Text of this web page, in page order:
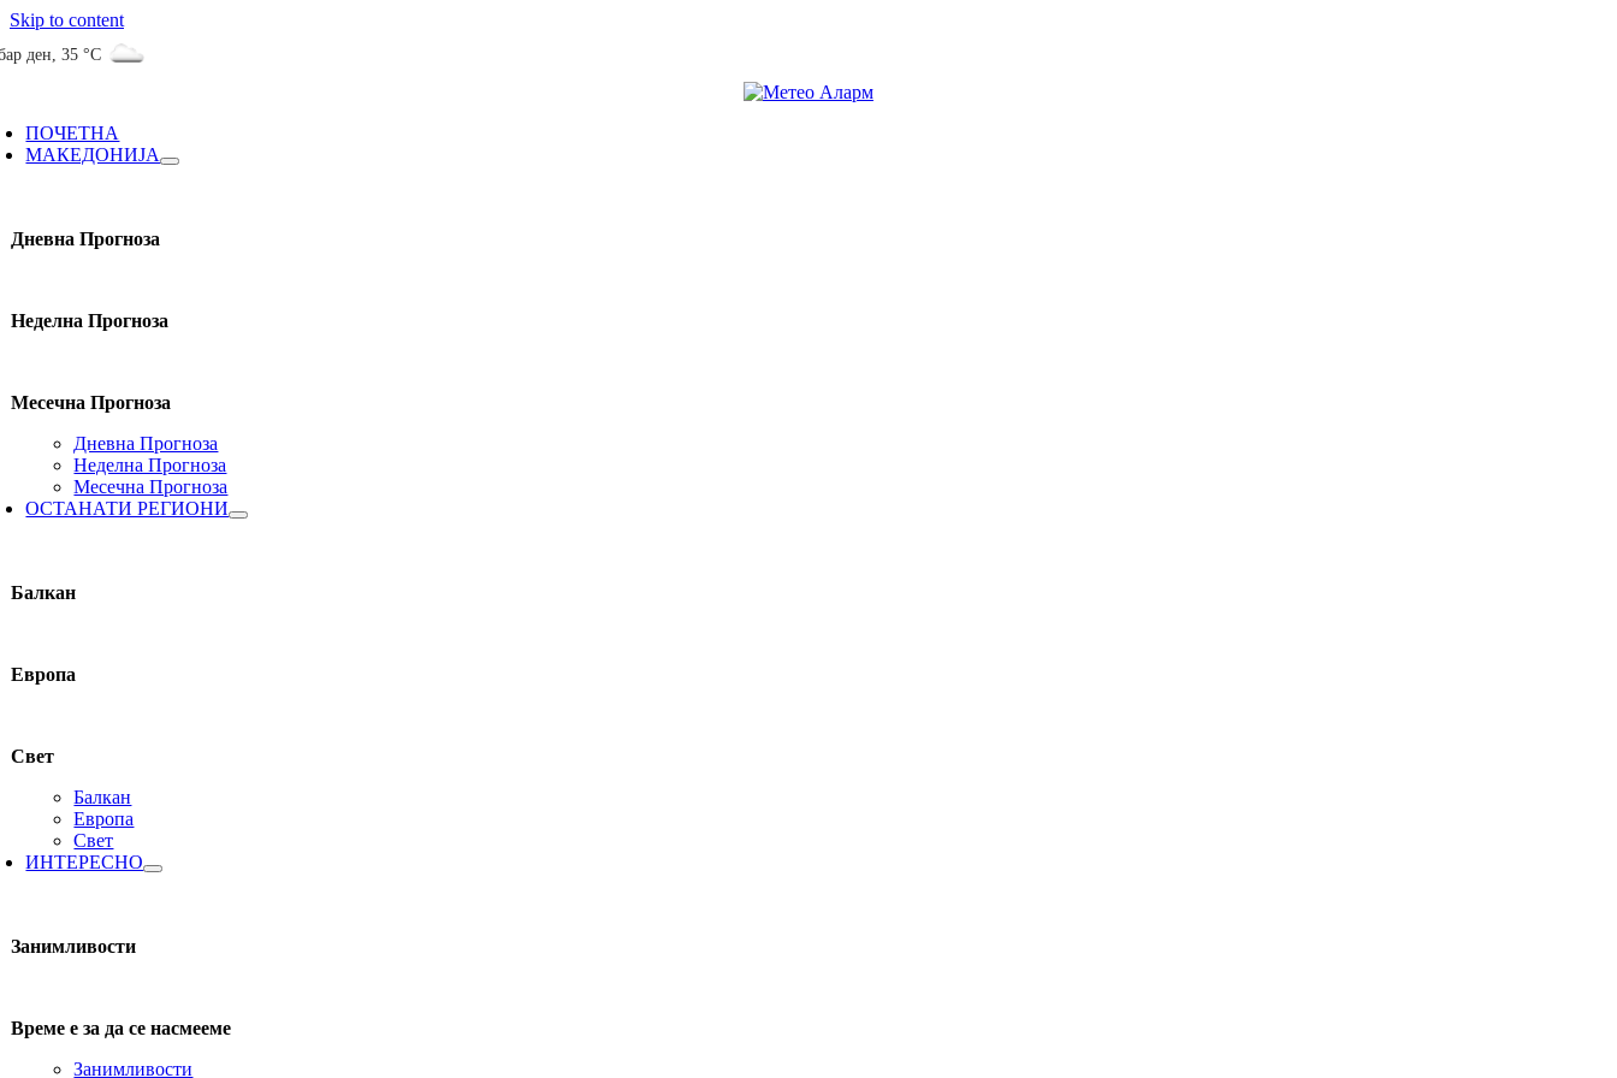
Skip to content
ден,35 °C
ПОЧЕТНА
МАКЕДОНИЈА
Дневна Прогноза
Неделна Прогноза
Месечна Прогноза
Дневна Прогноза
Неделна Прогноза
Месечна Прогноза
ОСТАНАТИ РЕГИОНИ
Балкан
Европа
Свет
Балкан
Европа
Свет
ИНТЕРЕСНО
Занимливости
Време е за да се насмееме
Занимливости